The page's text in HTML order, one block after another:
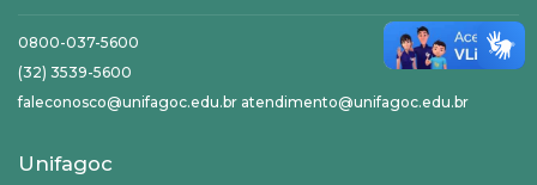
0800-037-5600
(32) 3539-5600
faleconosco@unifagoc.edu.br atendimento@unifagoc.edu.br
Unifagoc